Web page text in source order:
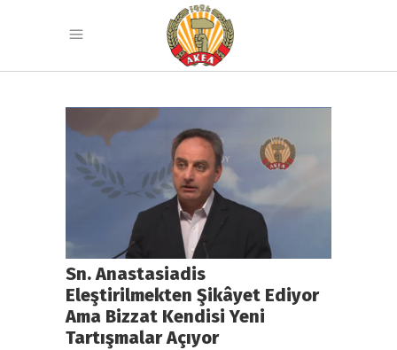
Sn. Anastasiadis
Eleştirilmekten Şikâyet Ediyor
Ama Bizzat Kendisi Yeni
Tartışmalar Açıyor